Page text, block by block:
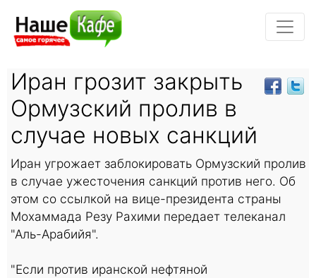
Иран грозит закрыть
Ормузский пролив в
случае новых санкций
Иран угрожает заблокировать Ормузский пролив
в случае ужесточения санкций против него. Об
этом со ссылкой на вице-президента страны
Мохаммада Резу Рахими передает телеканал
"Аль-Арабийя".
"Если против иранской нефтяной